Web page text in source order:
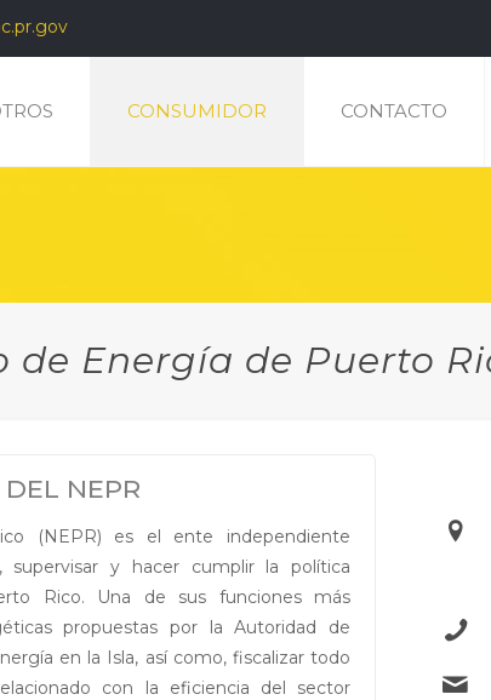
CONSUMIDOR CONTACTO
de Energía de Puerto
NEPR
(NEPR) es el ente independiente
supervisar y hacer cumplir la política
Rico. Una de sus funciones más
propuestas por la Autoridad de
en la Isla, así como, fiscalizar todo
con la eficiencia del sector